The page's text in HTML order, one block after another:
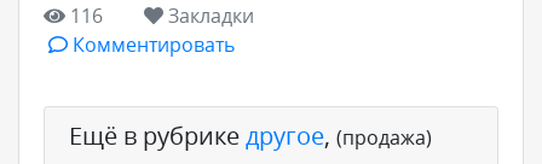
116
Закладки
Комментировать
Ещё в рубрикедругое, (продажа)